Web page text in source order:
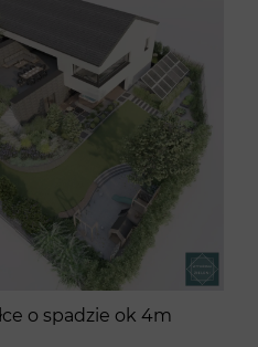
o spadzie ok 4m